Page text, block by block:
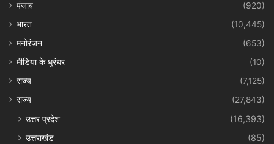
पंजाब
(920)
भारत
(10,445)
मनोरंजन
(653)
मीडिया के धुरंधर
(10)
राज्य
(7,125)
राज्य
(27,843)
उत्तर प्रदेश
(16,393)
उत्तराखंड
(85)